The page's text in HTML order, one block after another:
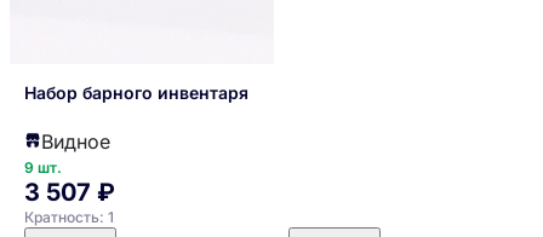
Набор барного инвентаря
Видное
9 шт.
3 507 ₽
Кратность: 1